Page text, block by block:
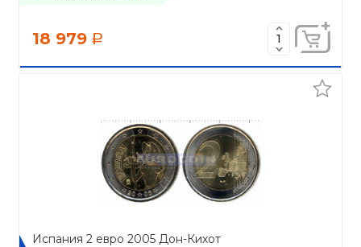
18 979 a
Испания 2 евро 2005 Дон-Кихот